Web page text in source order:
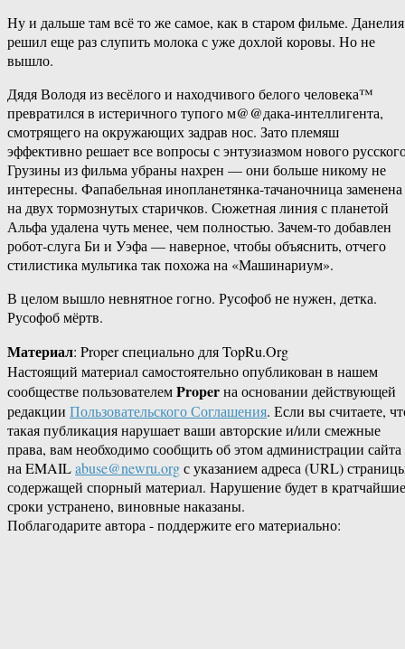
Ну и дальше там всё то же самое, как в старом фильме. Данелия
решил еще раз слупить молока с уже дохлой коровы. Но не
вышло.
Дядя Володя из весёлого и находчивого белого человека™
превратился в истеричного тупого м@@дака-интеллигента,
смотрящего на окружающих задрав нос. Зато племяш
эффективно решает все вопросы с энтузиазмом нового
Грузины из фильма убраны нахрен — они больше никому не
интересны. Фапабельная инопланетянка-тачаночница заменена
на двух тормознутых старичков. Сюжетная линия с планетой
Альфа удалена чуть менее, чем полностью. Зачем-то добавлен
робот-слуга Би и Уэфа — наверное, чтобы объяснить, отчего
стилистика мультика так похожа на «Машинариум».
В целом вышло невнятное гогно. Русофоб не нужен, детка.
Русофоб мёртв.
Материал: Proper специально для TopRu.Org
Настоящий материал самостоятельно опубликован в нашем
сообществе пользователемProperна основании действующей
редакции Пользовательского Соглашения. Если вы считаете,
такая публикация нарушает ваши авторские и/или смежные
права, вам необходимо сообщить об этом администрации сайта
на EMAILabuse@newru.orgс указанием адреса (URL)
содержащей спорный материал. Нарушение будет в кратчайшие
сроки устранено, виновные наказаны.
Поблагодарите автора - поддержите его материально: